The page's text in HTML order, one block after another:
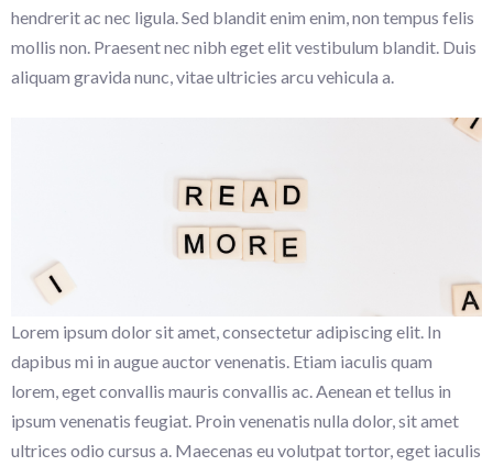
hendrerit ac nec ligula. Sed blandit enim enim, non tempus felis
mollis non. Praesent nec nibh eget elit vestibulum blandit. Duis
aliquam gravida nunc, vitae ultricies arcu vehicula a.
Lorem ipsum dolor sit amet, consectetur adipiscing elit. In
dapibus mi in augue auctor venenatis. Etiam iaculis quam
lorem, eget convallis mauris convallis ac. Aenean et tellus in
ipsum venenatis feugiat. Proin venenatis nulla dolor, sit amet
ultrices odio cursus a. Maecenas eu volutpat tortor, eget iaculis